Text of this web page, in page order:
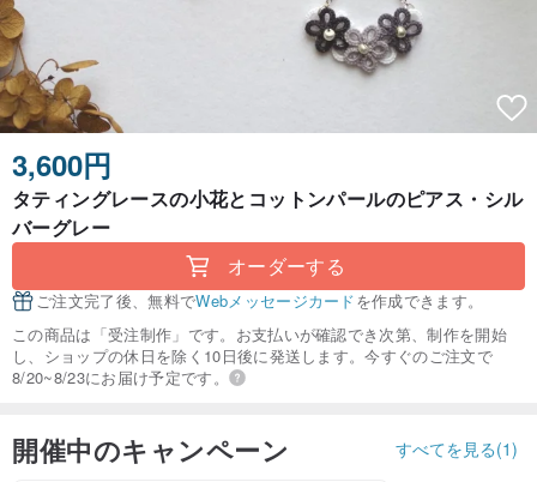
3,600円
タティングレースの小花とコットンパールのピアス・シル
バーグレー
オーダーする
ご注文完了後、無料でWebメッセージカードを作成できます。
この商品は「受注制作」です。お支払いが確認でき次第、制作を開始
し、ショップの休日を除く10日後に発送します。今すぐのご注文で
8/20~8/23にお届け予定です。
開催中のキャンペーン すべてを見る(1)